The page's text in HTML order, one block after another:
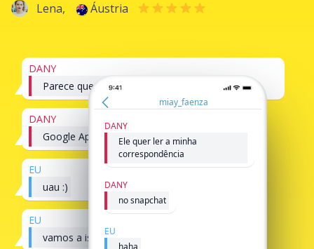
Lena, Áustria
DANY
Parece que é possível piratear o snapchat
DANY
Google AppMessenger
EU
uau :)
EU
vamos a isso!
miay_faenza
DANY
Ele quer ler a minha
correspondência
DANY
no snapchat
EU
haha